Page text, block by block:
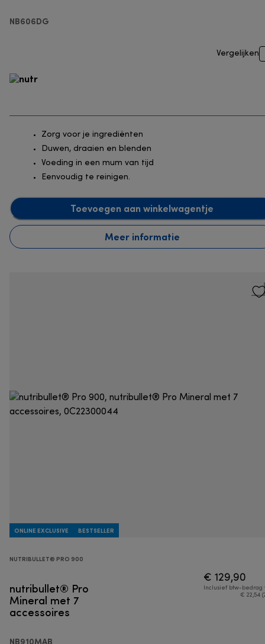
NB606DG
Vergelijken
Zorg voor je ingrediënten
Duwen, draaien en blenden
Voeding in een mum van tijd
Eenvoudig te reinigen.
Toevoegen aan winkelwagentje
Meer informatie
ONLINE EXCLUSIVE BESTSELLER
NUTRIBULLET® PRO 900
nutribullet® Pro
Mineral met 7
accessoires
NB910MAB
€ 129,90
Inclusief btw-bedrag
€ 22,54